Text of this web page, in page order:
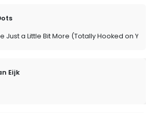
Just a Little Bit More (Totally Hooked on You)
Eijk